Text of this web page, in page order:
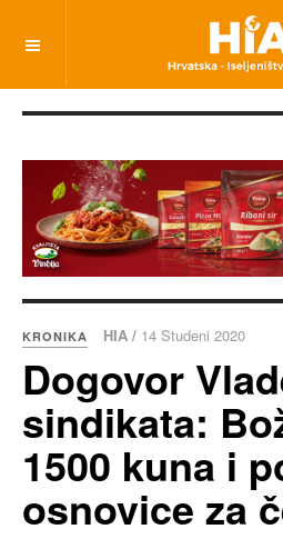
KRONIKA HIA / 14 Studeni 2020
Dogovor
sindikata:
1500 kuna i
osnovice za